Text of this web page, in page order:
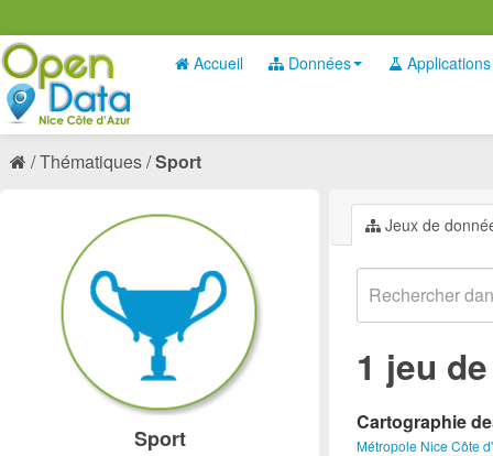
Accueil Données Applications
Thématiques Sport
Jeux de
1 jeu
Cartographie
Métropole Nice Côte
Sport